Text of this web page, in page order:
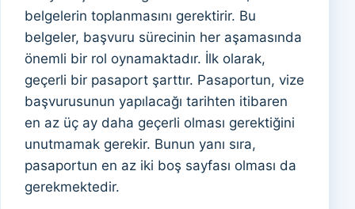
belgelerin toplanmasını gerektirir. Bu
belgeler, başvuru sürecinin her aşamasında
önemli bir rol oynamaktadır. İlk olarak,
geçerli bir pasaport şarttır. Pasaportun, vize
başvurusunun yapılacağı tarihten itibaren
en az üç ay daha geçerli olması gerektiğini
unutmamak gerekir. Bunun yanı sıra,
pasaportun en az iki boş sayfası olması da
gerekmektedir.